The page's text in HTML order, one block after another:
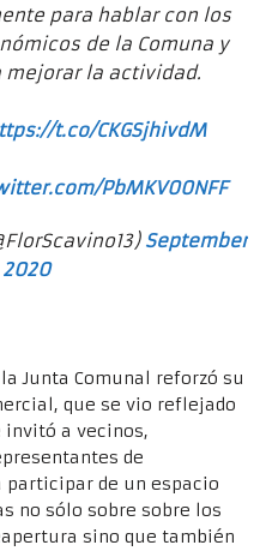
para hablar con los
de la Comuna y
mejorar la actividad.
t.co/CKGSjhivdM
PbMKV00NFF
September
2020
Junta Comunal reforzó su
que se vio reflejado
a vecinos,
de
de un espacio
no sólo sobre sobre los
sino que también